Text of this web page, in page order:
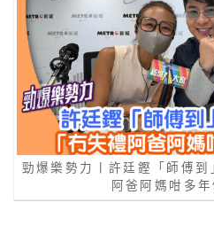
勁爆樂勢力丨許廷鏗「師傅
阿爸阿媽咁多年